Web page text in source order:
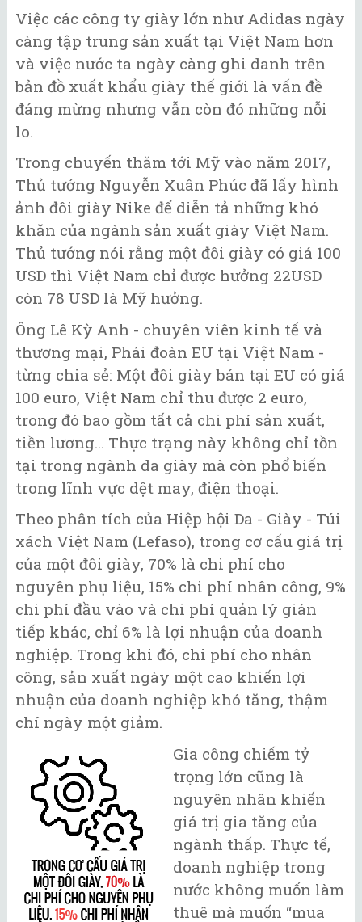
Việc các công ty giày lớn như Adidas ngày
càng tập trung sản xuất tại Việt Nam hơn
và việc nước ta ngày càng ghi danh trên
bản đồ xuất khẩu giày thế giới là vấn đề
đáng mừng nhưng vẫn còn đó những nỗi
lo.
Trong chuyến thăm tới Mỹ vào năm 2017,
Thủ tướng Nguyễn Xuân Phúc đã lấy hình
ảnh đôi giày Nike để diễn tả những khó
khăn của ngành sản xuất giày Việt Nam.
Thủ tướng nói rằng một đôi giày có giá 100
USD thì Việt Nam chỉ được hưởng 22USD
còn 78 USD là Mỹ hưởng.
Ông Lê Kỳ Anh - chuyên viên kinh tế và
thương mại, Phái đoàn EU tại Việt Nam -
từng chia sẻ: Một đôi giày bán tại EU có giá
100 euro, Việt Nam chỉ thu được 2 euro,
trong đó bao gồm tất cả chi phí sản xuất,
tiền lương... Thực trạng này không chỉ tồn
tại trong ngành da giày mà còn phổ biến
trong lĩnh vực dệt may, điện thoại.
Theo phân tích của Hiệp hội Da - Giày - Túi
xách Việt Nam (Lefaso), trong cơ cấu giá trị
của một đôi giày, 70% là chi phí cho
nguyên phụ liệu, 15% chi phí nhân công, 9%
chi phí đầu vào và chi phí quản lý gián
tiếp khác, chỉ 6% là lợi nhuận của doanh
nghiệp. Trong khi đó, chi phí cho nhân
công, sản xuất ngày một cao khiến lợi
nhuận của doanh nghiệp khó tăng, thậm
chí ngày một giảm.
Gia công chiếm tỷ
trọng lớn cũng là
nguyên nhân khiến
giá trị gia tăng của
ngành thấp. Thực tế,
doanh nghiệp trong
nước không muốn làm
thuê mà muốn “mua